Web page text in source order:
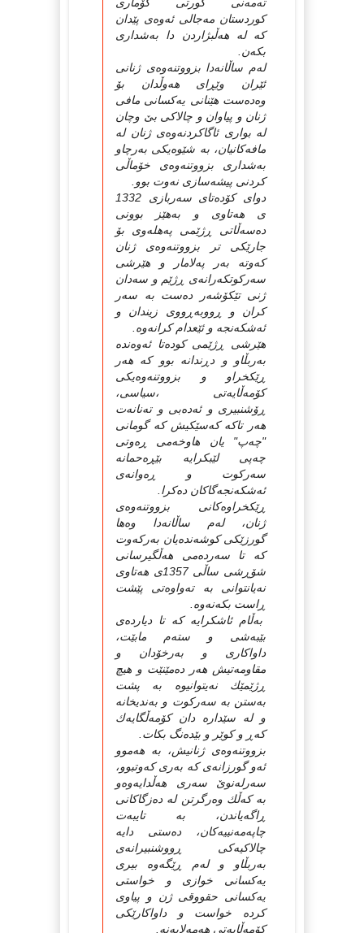
كوردستان مه‌جالی ئه‌وه‌ی پێدان
كه‌ له‌ هه‌ڵبژاردن دا به‌شداری
بكه‌ن.
له‌م ساڵانه‌دا بزووتنه‌وه‌ی ژنانی
ئێران وێڕای هه‌وڵدان بۆ
وه‌ده‌ست هێنانی یه‌كسانی مافی
ژنان و پیاوان و چالاكی بێ وچان
له‌ بواری ئاگاكردنه‌وه‌ی ژنان له‌
مافه‌كانیان، به‌ شێوه‌یكی به‌رچاو
به‌شداری بزووتنه‌وه‌ی خۆماڵی
كردنی پیشه‌سازی نه‌وت بوو.
دوای كۆده‌تای سه‌ربازی 1332
ی هه‌تاوی و به‌هێز بوونی
ده‌سه‌ڵاتی ڕژێمی په‌هله‌وی بۆ
جارێكی تر بزووتنه‌وه‌ی ژنان
كه‌وته‌ به‌ر په‌لامار و هێرشی
سه‌ركوتكه‌رانه‌ی ڕژێم و سه‌دان
ژنی تێكۆشه‌ر ده‌ست به‌ سه‌ر
كران و ڕووبه‌ڕووی زیندان و
ئه‌شكه‌نجه‌ و ئێعدام كرانه‌وه‌.
هێرشی ڕژێمی كوده‌تا ئه‌وه‌نده‌
به‌ربڵاو و دڕندانه‌ بوو كه‌ هه‌ر
ڕێكخراو و بزووتنه‌وه‌یكی
كۆمه‌ڵایه‌تی ،سیاسی،
ڕۆشنبیری و ئه‌ده‌بی و ته‌نانه‌ت
هه‌ر تاكه‌ كه‌سێكیش كه‌ گومانی
"چه‌پ" یان هاوخه‌می ڕه‌وتی
چه‌پی لێبكرایه‌ بێڕه‌حمانه‌
سه‌ركوت و ڕه‌وانه‌ی
ئه‌شكه‌نجه‌گاكان ده‌كرا.
ڕێكخراوه‌كانی بزووتنه‌وه‌ی
ژنان، له‌م ساڵانه‌دا وه‌ها
گورزێكی كوشه‌نده‌یان به‌ركه‌وت
كه‌ تا سه‌رده‌می هه‌ڵگیرسانی
شۆڕشی ساڵی 1357ی هه‌تاوی
نه‌یانتوانی به‌ ته‌واوه‌تی پێشت
ڕاست بكه‌نه‌وه‌.
به‌ڵام ئاشكرایه‌ كه‌ تا دیارده‌ی
بێبه‌شی و سته‌م مابێت،
داواكاری و به‌رخۆدان و
مقاومه‌تیش هه‌ر ده‌مێنێت و هیچ
ڕژێمێك نه‌یتوانیوه‌ به‌ پشت
به‌ستن به‌ سه‌ركوت و به‌ندیخانه‌
و له‌ سێداره‌ دان كۆمه‌ڵگایه‌ك
كه‌ڕ و كوێر و بێده‌نگ بكات.
بزووتنه‌وه‌ی ژنانیش، به‌ هه‌موو
ئه‌و گورزانه‌ی كه‌ به‌ری كه‌وتبوو،
سه‌رله‌نوێ‌ سه‌ری هه‌ڵدایه‌وه‌و
به‌ كه‌ڵك وه‌رگرتن له‌ ده‌زگاكانی
ڕاگه‌یاندن، به‌ تایبه‌ت
چاپه‌مه‌نییه‌كان، ده‌ستی دایه‌
چالاكیه‌كی ڕووشنبیرانه‌ی
به‌ربڵاو و له‌م ڕێگه‌وه‌ بیری
یه‌كسانی خوازی و خواستی
یه‌كسانی حقووقی ژن و پیاوی
كرده‌ خواست و داواكارێكی
كۆمه‌ڵایه‌تی هه‌مه‌لایه‌نه‌.